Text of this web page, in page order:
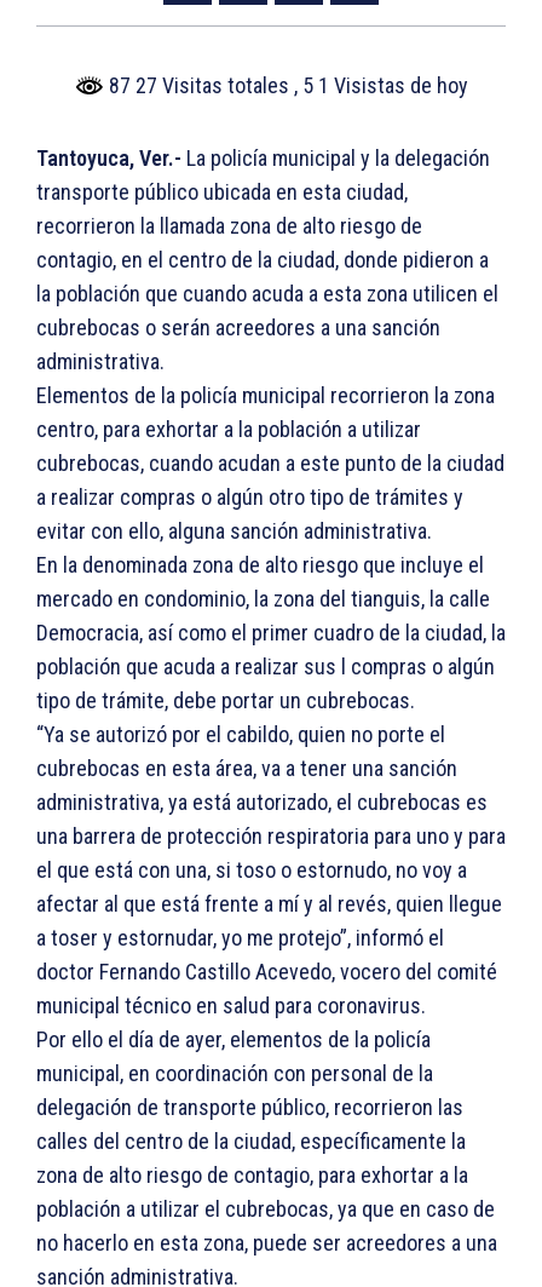
87 27 Visitas totales , 5 1 Visistas de hoy
Tantoyuca, Ver.- La policía municipal y la delegación
transporte público ubicada en esta ciudad,
recorrieron la llamada zona de alto riesgo de
contagio, en el centro de la ciudad, donde pidieron a
la población que cuando acuda a esta zona utilicen el
cubrebocas o serán acreedores a una sanción
administrativa.
Elementos de la policía municipal recorrieron la zona
centro, para exhortar a la población a utilizar
cubrebocas, cuando acudan a este punto de la ciudad
a realizar compras o algún otro tipo de trámites y
evitar con ello, alguna sanción administrativa.
En la denominada zona de alto riesgo que incluye el
mercado en condominio, la zona del tianguis, la calle
Democracia, así como el primer cuadro de la ciudad, la
población que acuda a realizar sus l compras o algún
tipo de trámite, debe portar un cubrebocas.
“Ya se autorizó por el cabildo, quien no porte el
cubrebocas en esta área, va a tener una sanción
administrativa, ya está autorizado, el cubrebocas es
una barrera de protección respiratoria para uno y para
el que está con una, si toso o estornudo, no voy a
afectar al que está frente a mí y al revés, quien llegue
a toser y estornudar, yo me protejo”, informó el
doctor Fernando Castillo Acevedo, vocero del comité
municipal técnico en salud para coronavirus.
Por ello el día de ayer, elementos de la policía
municipal, en coordinación con personal de la
delegación de transporte público, recorrieron las
calles del centro de la ciudad, específicamente la
zona de alto riesgo de contagio, para exhortar a la
población a utilizar el cubrebocas, ya que en caso de
no hacerlo en esta zona, puede ser acreedores a una
sanción administrativa.